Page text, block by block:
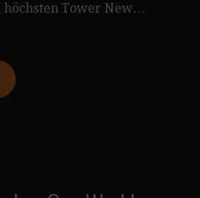
höchsten Tower New…